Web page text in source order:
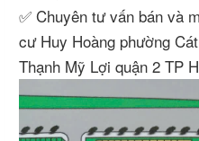
✅ Chuyên tư vấn bán và
cư Huy Hoàng phường
Thạnh Mỹ Lợi quận 2 TP